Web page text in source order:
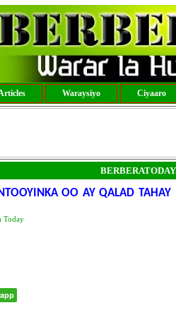
Waraysiyo Ciyaaro
OO AY QALAD
Today